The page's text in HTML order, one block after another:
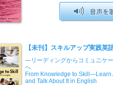
【未刊】スキルアップ実践英
—リーディングからコミュニケ
へ
From Knowledge to Skill—Learn
and Talk About It in English